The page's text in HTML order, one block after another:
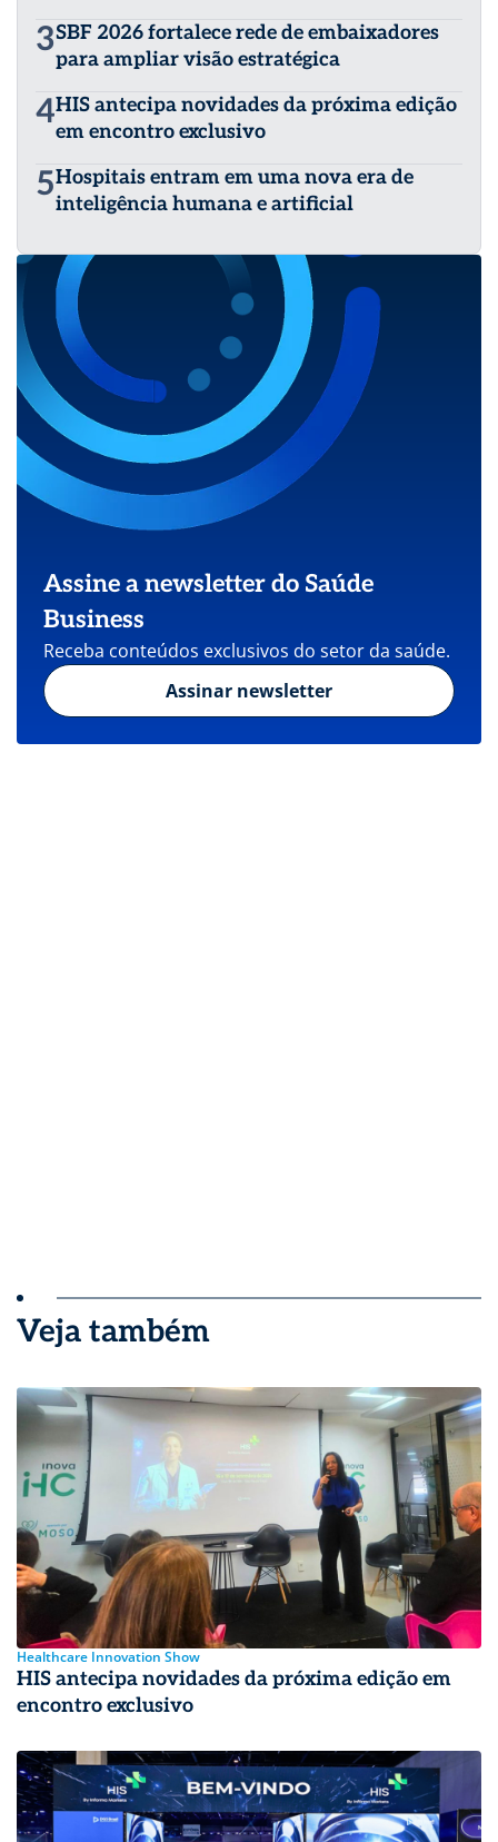
3SBF 2026 fortalece rede de embaixadores
para ampliar visão estratégica
4HIS antecipa novidades da próxima edição
em encontro exclusivo
5Hospitais entram em uma nova era de
inteligência humana e artificial
Assine a newsletter do Saúde
Business
Receba conteúdos exclusivos do setor da saúde.
Assinar newsletter
Veja também
Healthcare Innovation Show
HIS antecipa novidades da próxima edição em
encontro exclusivo